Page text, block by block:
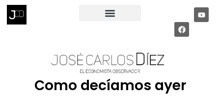
Como decíamos ayer